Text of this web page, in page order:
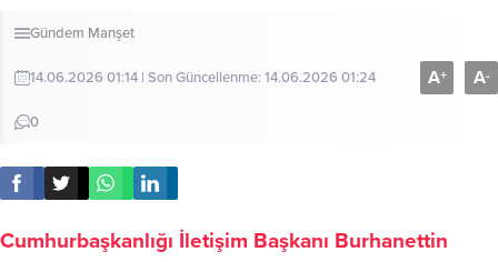
Gündem Manşet
14.06.2026 01:14 | Son Güncellenme: 14.06.2026 01:24
0
A+ A-
Cumhurbaşkanlığı İletişim Başkanı Burhanettin